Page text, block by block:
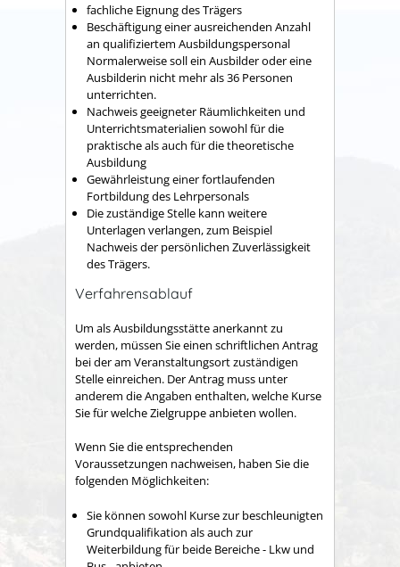
fachliche Eignung des Trägers
Beschäftigung einer ausreichenden Anzahl
an qualifiziertem Ausbildungspersonal
Normalerweise soll ein Ausbilder oder eine
Ausbilderin nicht mehr als 36 Personen
unterrichten.
Nachweis geeigneter Räumlichkeiten und
Unterrichtsmaterialien sowohl für die
praktische als auch für die theoretische
Ausbildung
Gewährleistung einer fortlaufenden
Fortbildung des Lehrpersonals
Die zuständige Stelle kann weitere
Unterlagen verlangen, zum Beispiel
Nachweis der persönlichen Zuverlässigkeit
des Trägers.
Verfahrensablauf
Um als Ausbildungsstätte anerkannt zu
werden, müssen Sie einen schriftlichen Antrag
bei der am Veranstaltungsort zuständigen
Stelle einreichen. Der Antrag muss unter
anderem die Angaben enthalten, welche Kurse
Sie für welche Zielgruppe anbieten wollen.
Wenn Sie die entsprechenden
Voraussetzungen nachweisen, haben Sie die
folgenden Möglichkeiten:
Sie können sowohl Kurse zur beschleunigten
Grundqualifkation als auch zur
Weiterbildung für beide Bereiche - Lkw und